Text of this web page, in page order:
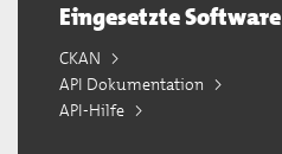
Eingesetzte Software
CKAN
API Dokumentation
API-Hilfe